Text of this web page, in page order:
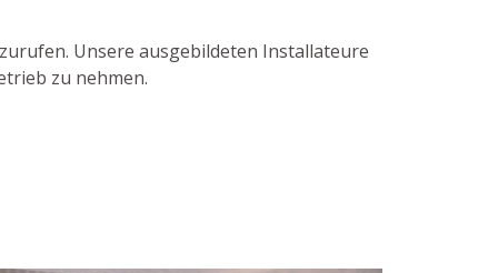
Unsere ausgebildeten Installateure
zu nehmen.